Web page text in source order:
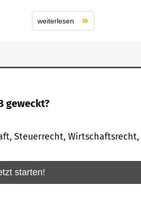
weiterlesen
geweckt?
Steuerrecht,
starten!